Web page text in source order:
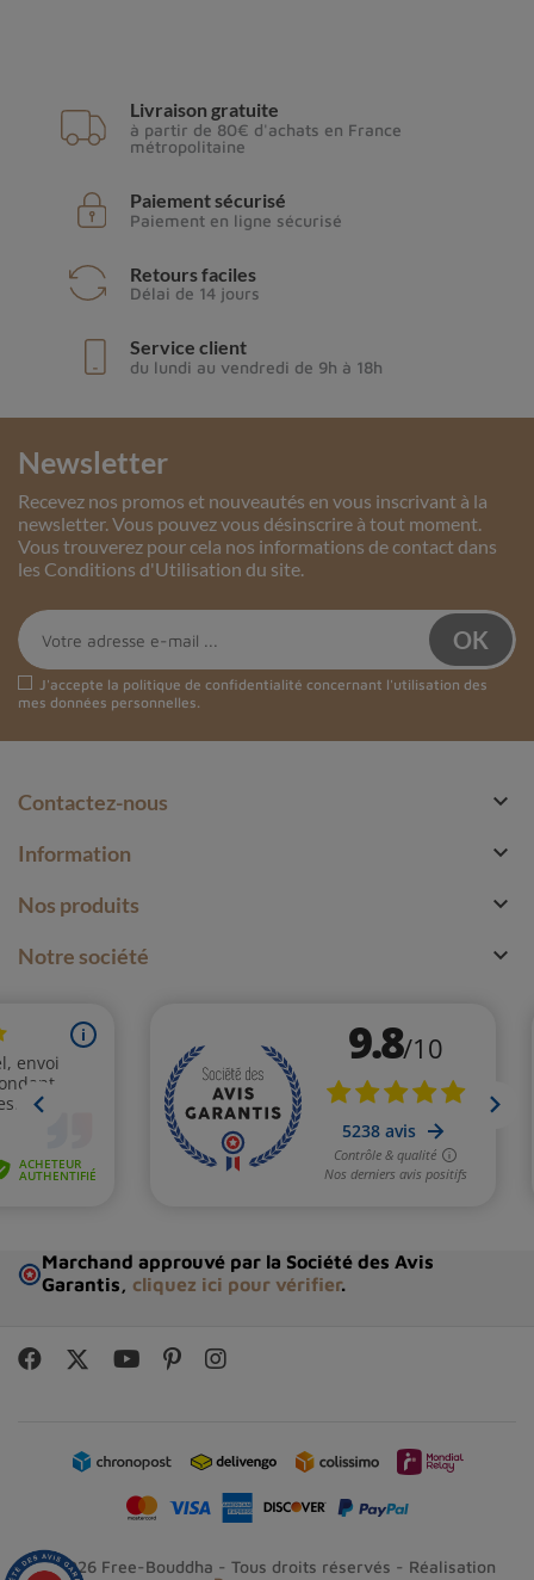
Livraison gratuite
à partir de 80€ d'achats en France
métropolitaine
Paiement sécurisé
Paiement en ligne sécurisé
Retours faciles
Délai de 14 jours
Service client
du lundi au vendredi de 9h à 18h
Newsletter
Recevez nos promos et nouveautés en vous inscrivant à la
newsletter. Vous pouvez vous désinscrire à tout moment.
Vous trouverez pour cela nos informations de contact dans
les Conditions d'Utilisation du site.
J'accepte la politique de confidentialité concernant l'utilisation des
mes données personnelles.
Contactez-nous 
Information 
Nos produits 
Notre société 
Marchand approuvé par la Société des Avis
Garantis, cliquez ici pour vérifier.
© 2026 Free-Bouddha - Tous droits réservés - Réalisation